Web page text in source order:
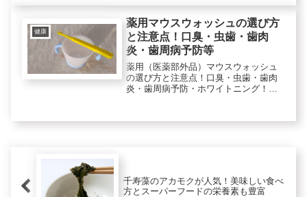
がなくて、スーパーやコンビニのお弁
当やお惣菜を買って食べること...
健康
薬用マウスウォッシュの選び方
と注意点！口臭・虫歯・歯肉
炎・歯周病予防等
薬用（医薬部外品）マウスウォッシュ
の選び方と注意点！口臭・虫歯・歯肉
炎・歯周病予防・ホワイトニング！マ
いる液体製品の総称のことです。一般
千寿藻のアカモクが人気！美味しい食べ
方とスーパーフードの栄養素も豊富